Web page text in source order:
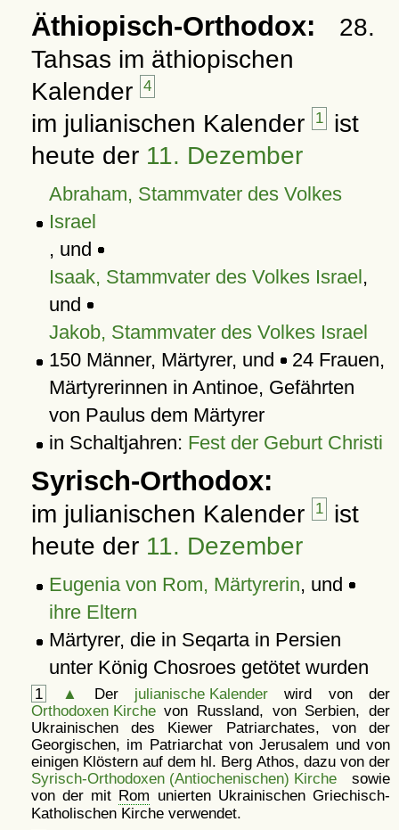
Äthiopisch-Orthodox:
28.
Tahsas im äthiopischen
Kalender
4
im julianischen Kalender 1 ist
heute der 11. Dezember
Abraham, Stammvater des Volkes
Israel
, und
Isaak, Stammvater des Volkes Israel,
und
Jakob, Stammvater des Volkes Israel
150 Männer, Märtyrer, und 24 Frauen,
Märtyrerinnen in Antinoe, Gefährten
von Paulus dem Märtyrer
in Schaltjahren: Fest der Geburt Christi
Syrisch-Orthodox:
im julianischen Kalender 1 ist
heute der 11. Dezember
Eugenia von Rom, Märtyrerin, und
ihre Eltern
Märtyrer, die in Seqarta in Persien
unter König Chosroes getötet wurden
1 ▲ Der julianische Kalenderwird von der
Orthodoxen Kirchevon Russland, von Serbien, der
Ukrainischen des Kiewer Patriarchates, von der
Georgischen, im Patriarchat von Jerusalem und von
einigen Klöstern auf dem hl. Berg Athos, dazu von der
Syrisch-Orthodoxen (Antiochenischen) Kirchesowie
von der mit Rom unierten Ukrainischen Griechisch-
Katholischen Kirche verwendet.